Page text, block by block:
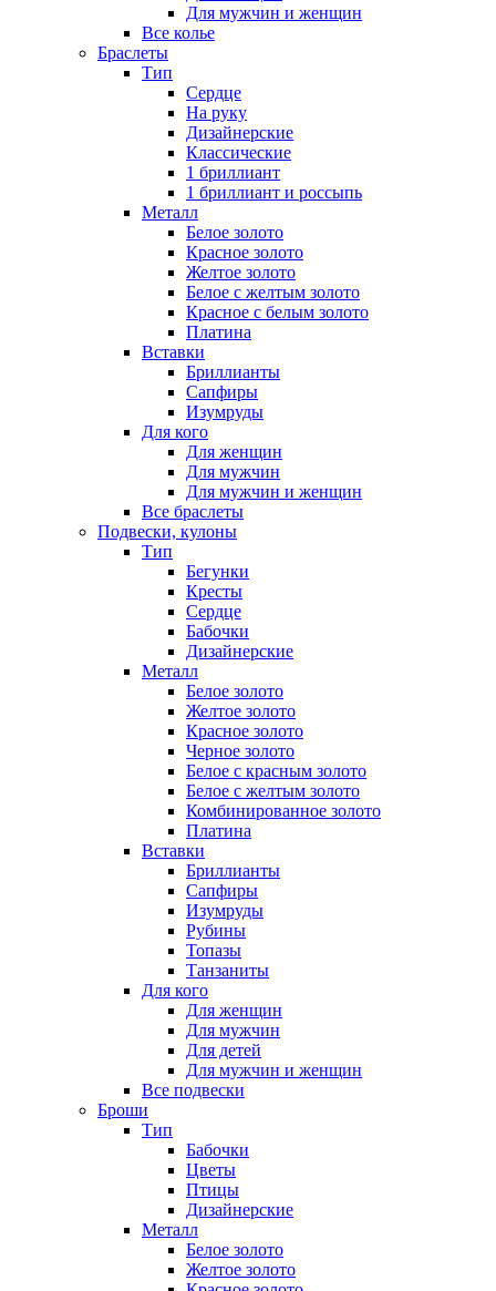
Для мужчин и женщин
Все колье
Браслеты
Тип
Сердце
На руку
Дизайнерские
Классические
1 бриллиант
1 бриллиант и россыпь
Металл
Белое золото
Красное золото
Желтое золото
Белое с желтым золото
Красное с белым золото
Платина
Вставки
Бриллианты
Сапфиры
Изумруды
Для кого
Для женщин
Для мужчин
Для мужчин и женщин
Все браслеты
Подвески, кулоны
Тип
Бегунки
Кресты
Сердце
Бабочки
Дизайнерские
Металл
Белое золото
Желтое золото
Красное золото
Черное золото
Белое с красным золото
Белое с желтым золото
Комбинированное золото
Платина
Вставки
Бриллианты
Сапфиры
Изумруды
Рубины
Топазы
Танзаниты
Для кого
Для женщин
Для мужчин
Для детей
Для мужчин и женщин
Все подвески
Броши
Тип
Бабочки
Цветы
Птицы
Дизайнерские
Металл
Белое золото
Желтое золото